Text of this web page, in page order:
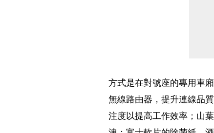
方式是在對號座的專用車
無線路由器，提升連線品
注度以提高工作效率；山